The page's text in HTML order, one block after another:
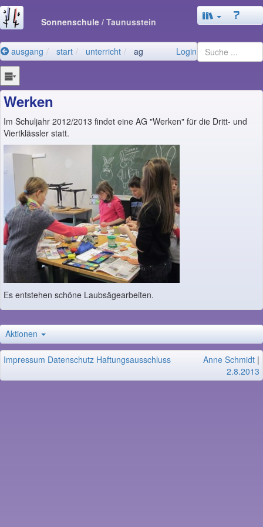
Sonnenschule / Taunusstein
ausgang start unterricht ag Login
Werken
Im Schuljahr 2012/2013 findet eine AG "Werken" für die Dritt- und
Viertklässler statt.
Es entstehen schöne Laubsägearbeiten.
Aktionen
Impressum Datenschutz Haftungsausschluss Anne Schmidt |
2.8.2013